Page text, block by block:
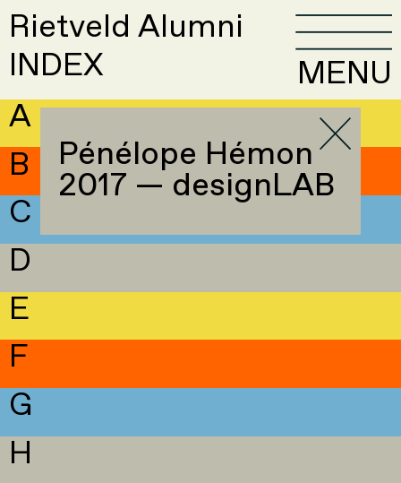
Rietveld Alumni
INDEX
MENU
A
B
C
D
E
F
G
H
Pénélope Hémon
2017 — designLAB